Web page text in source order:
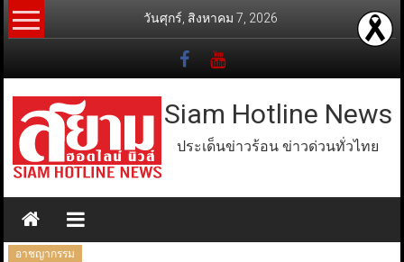
Skip
to
วันศุกร์, สิงหาคม 7, 2026
Siam Hotline News
ประเด็นข่าวร้อน ข่าวด่วนทั่วไทย
อาชญากรรม